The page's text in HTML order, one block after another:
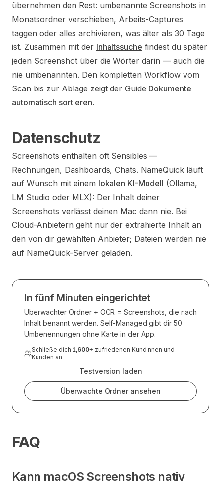
übernehmen den Rest: umbenannte Screenshots in
Monatsordner verschieben, Arbeits-Captures
taggen oder alles archivieren, was älter als 30 Tage
ist. Zusammen mit der Inhaltssuche findest du später
jeden Screenshot über die Wörter darin — auch die
nie umbenannten. Den kompletten Workflow vom
Scan bis zur Ablage zeigt der Guide Dokumente
automatisch sortieren.
Datenschutz
Screenshots enthalten oft Sensibles —
Rechnungen, Dashboards, Chats. NameQuick läuft
auf Wunsch mit einem lokalen KI-Modell (Ollama,
LM Studio oder MLX): Der Inhalt deiner
Screenshots verlässt deinen Mac dann nie. Bei
Cloud-Anbietern geht nur der extrahierte Inhalt an
den von dir gewählten Anbieter; Dateien werden nie
auf NameQuick-Server geladen.
In fünf Minuten eingerichtet
Überwachter Ordner + OCR = Screenshots, die nach
Inhalt benannt werden. Self-Managed gibt dir 50
Umbenennungen ohne Karte in der App.
Schließe dich 1,600+ zufriedenen Kundinnen und
Kunden an
Testversion laden
Überwachte Ordner ansehen
FAQ
Kann macOS Screenshots nativ